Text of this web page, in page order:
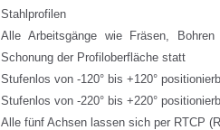
Stahlprofilen
Alle Arbeitsgänge wie Fräsen,
Schonung der Profiloberfläche statt
Stufenlos von -120° bis +120°
Stufenlos von -220° bis +220°
Alle fünf Achsen lassen sich per RTCP